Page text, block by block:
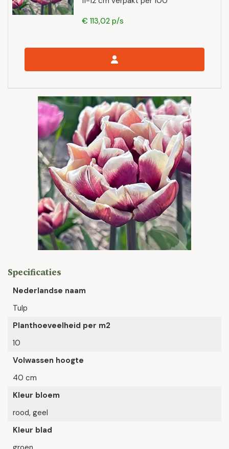
€ 113,02 p/s
Specificaties
Nederlandse naam
Tulp
Planthoeveelheid per m2
10
Volwassen hoogte
40 cm
Kleur bloem
rood, geel
Kleur blad